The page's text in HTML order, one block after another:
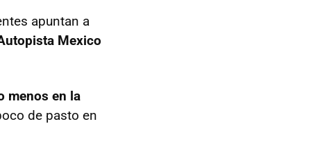
apuntan a
Mexico
menos en la
de pasto en